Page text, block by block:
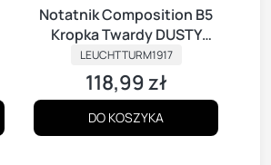
Notatnik Composition B5
Kropka Twardy DUSTY
ROSE
PRODUCENT
LEUCHTTURM1917
Cena
118,99 zł
DO KOSZYKA